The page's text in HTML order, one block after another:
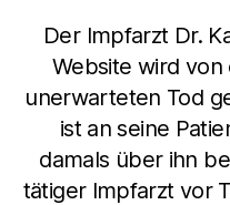
Der Impfarzt Dr.
Website wird
unerwarteten Tod
ist an seine
damals über ihn
tätiger Impfarzt vor